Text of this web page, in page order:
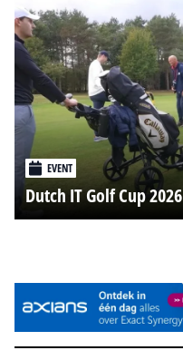
EVENT
Dutch IT Golf Cup 2026